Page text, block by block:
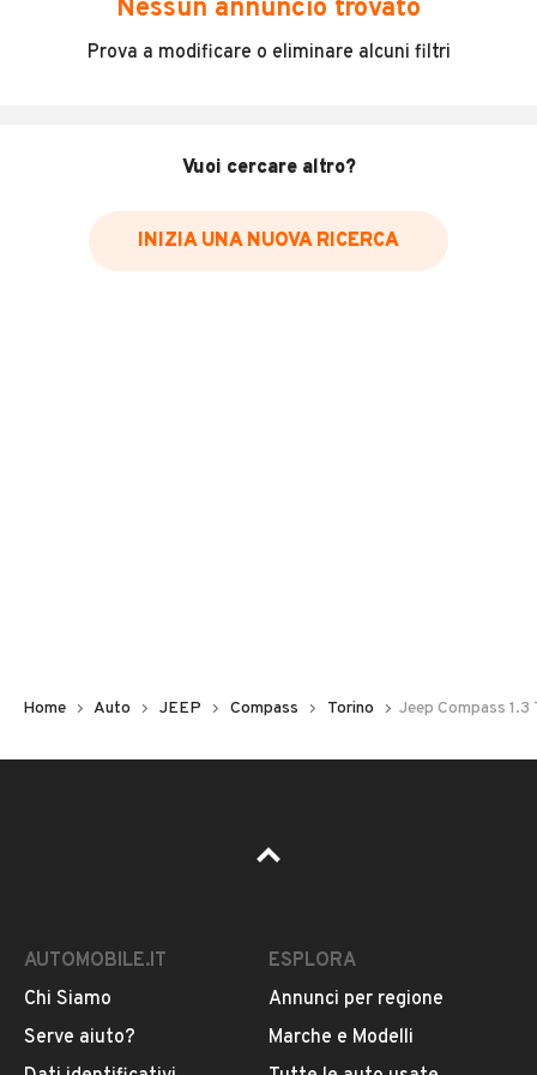
Incidenti in cui è stato coinvolto il veicolo
Data e luogo delle revisioni effettuate
Inserisci il numero di targa per verificare la disponibilità
Pubblicità
Nessun annuncio trovato
Prova a modificare o eliminare alcuni filtri
Vuoi cercare altro?
INIZIA UNA NUOVA RICERCA
Home Auto JEEP Compass Torino Jeep Compass 1.3
AUTOMOBILE.IT
Chi Siamo
Serve aiuto?
ESPLORA
Annunci per regione
Marche e Modelli